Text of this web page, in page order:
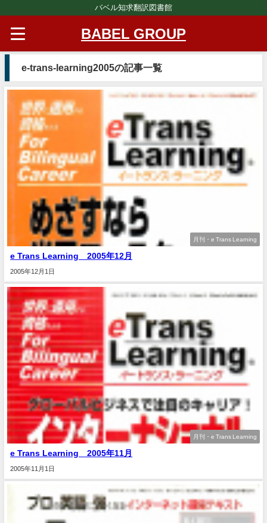
バベル知求翻訳図書館
BABEL GROUP
e-trans-learning2005の記事一覧
月刊・e Trans Learning
e Trans Learning 2005年12月
2005年12月1日
月刊・e Trans Learning
e Trans Learning 2005年11月
2005年11月1日